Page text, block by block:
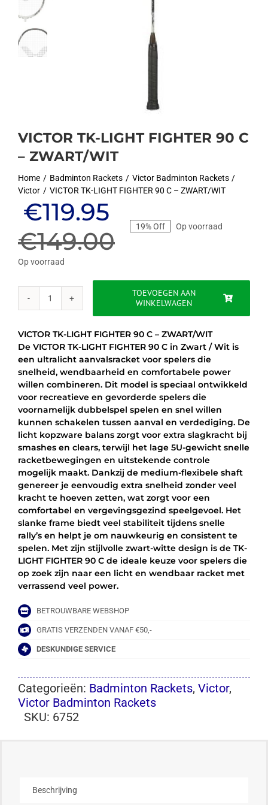
VICTOR TK-LIGHT FIGHTER 90 C
– ZWART/WIT
Home Badminton Rackets
Victor Badminton Rackets
Victor
VICTOR TK-LIGHT FIGHTER 90 C – ZWART/WIT
€149.00
Oorspronkelijke
prijs
€149.00.
€119.95
Huidige
prijs
€119.95.
19% Off Op voorraad
Op voorraad
VICTOR
FIGHTER
90
TOEVOEGEN AAN
WINKELWAGEN
VICTOR TK-LIGHT FIGHTER 90 C – ZWART/WIT
De VICTOR TK-LIGHT FIGHTER 90 C in Zwart / Wit is
een ultralicht aanvalsracket voor spelers die
snelheid, wendbaarheid en comfortabele power
willen combineren. Dit model is speciaal ontwikkeld
voor recreatieve en gevorderde spelers die
voornamelijk dubbelspel spelen en snel willen
kunnen schakelen tussen aanval en verdediging. De
licht kopzware balans zorgt voor extra slagkracht bij
smashes en clears, terwijl het lage 5U-gewicht snelle
racketbewegingen en uitstekende controle
mogelijk maakt. Dankzij de medium-flexibele shaft
genereer je eenvoudig extra snelheid zonder veel
kracht te hoeven zetten, wat zorgt voor een
comfortabel en vergevingsgezind speelgevoel. Het
slanke frame biedt veel stabiliteit tijdens snelle
rally’s en helpt je om nauwkeurig en consistent te
spelen. Met zijn stijlvolle zwart-witte design is de TK-
LIGHT FIGHTER 90 C de ideale keuze voor spelers die
op zoek zijn naar een licht en wendbaar racket met
verrassend veel power.
BETROUWBARE WEBSHOP
GRATIS VERZENDEN VANAF €50,-
DESKUNDIGE SERVICE
Categorieën: Badminton Rackets, Victor,
Victor Badminton Rackets
SKU: 6752
Beschrijving